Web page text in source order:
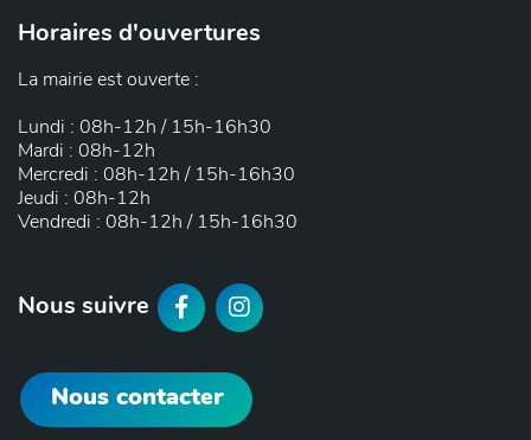
Horaires d'ouvertures
La mairie est ouverte :
Lundi : 08h-12h / 15h-16h30
Mardi : 08h-12h
Mercredi : 08h-12h / 15h-16h30
Jeudi : 08h-12h
Vendredi : 08h-12h / 15h-16h30
Nous suivre
F
c
I
s
Nous contacter